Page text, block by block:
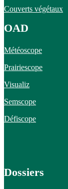
Couverts végétaux
OAD
Météoscope
Prairiescope
Visualiz
Semscope
Défiscope
Dossiers